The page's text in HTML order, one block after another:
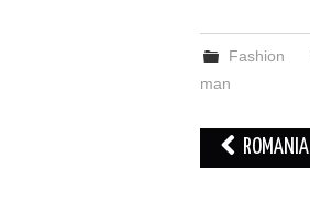
Fashion
man
Post
navigation